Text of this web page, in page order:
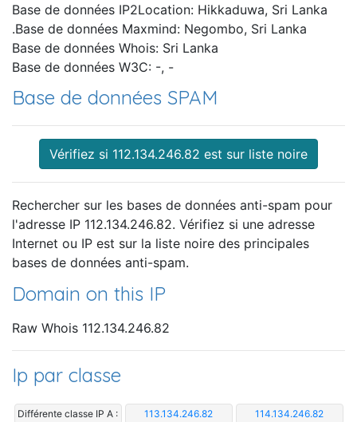
Base de données IP2Location: Hikkaduwa, Sri Lanka
.Base de données Maxmind: Negombo, Sri Lanka
Base de données Whois: Sri Lanka
Base de données W3C: -, -
Base de données SPAM
Vérifiez si 112.134.246.82 est sur liste noire
Rechercher sur les bases de données anti-spam pour
l'adresse IP 112.134.246.82. Vérifiez si une adresse
Internet ou IP est sur la liste noire des principales
bases de données anti-spam.
Domain on this IP
Raw Whois 112.134.246.82
Ip par classe
Différente classe IP A : 113.134.246.82 114.134.246.82